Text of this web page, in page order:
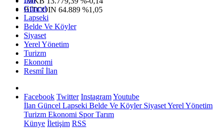
BITCOIN 64.889 %1,05
Güncel
Lapseki
Belde Ve Köyler
Siyaset
Yerel Yönetim
Turizm
Ekonomi
Resmî İlan
Facebook Twitter InstagramYoutube
İlan Güncel Lapseki Belde Ve KöylerSiyasetYerel Yönetim
Turizm Ekonomi SporTarım
Künye İletişim RSS